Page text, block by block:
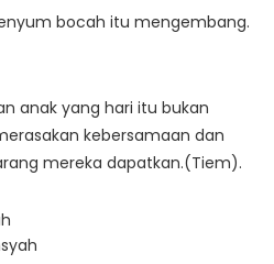
bocah itu mengembang.
anak yang hari itu bukan
kebersamaan dan
mereka dapatkan.(Tiem).